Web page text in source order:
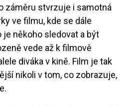
záměru stvrzuje i samotná
ve filmu, kde se dále
je někoho sledovat a být
vede až k filmově
diváka v kině. Film je tak
nikoli v tom, co zobrazuje,